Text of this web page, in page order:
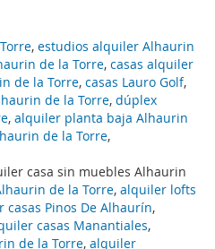
casa sin muebles Alhaurin
de la Torre, alquiler lofts
casas Pinos De Alhaurín,
casas Manantiales,
de la Torre, alquiler
, estudios alquiler Alhaurin
de la Torre, casas alquiler
de la Torre, casas Lauro Golf,
de la Torre, dúplex
, alquiler planta baja Alhaurin
de la Torre,